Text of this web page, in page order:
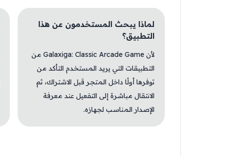
لماذا يبحث المستخدمون عن هذا
التطبيق؟
لأن Galaxiga: Classic Arcade Game من
التطبيقات التي يريد المستخدم التأكد من
توفرها أولًا داخل المتجر قبل الاشتراك، ثم
الانتقال مباشرة إلى التفعيل عند معرفة
الإصدار المناسب لجهازه.